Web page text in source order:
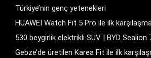
Türkiye’nin genç yetenekleri
HUAWEI Watch Fit 5 Pro ile ilk
530 beygirlik elektrikli SUV | BYD Sealion
Gebze’de üretilen Karea Fit ile ilk